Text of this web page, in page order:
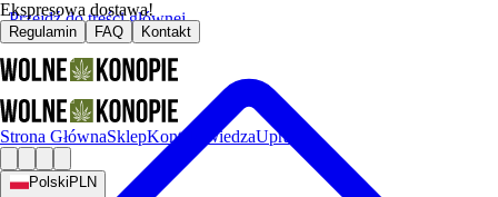
Przejdź do treści głównej
Ekspresowa dostawa!
Regulamin FAQ Kontakt
Strona GłównaSklepKontakt WiedzaUprawa
Polski PLN